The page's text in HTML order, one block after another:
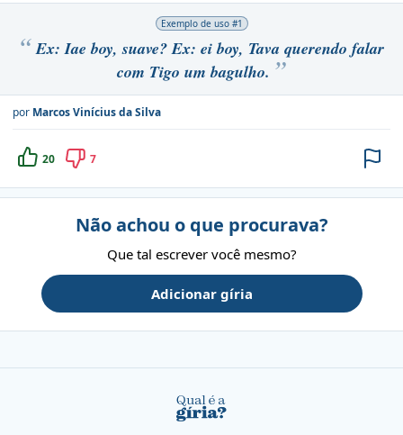
Exemplo de uso #1
Ex: Iae boy, suave? Ex: ei boy, Tava querendo falar
com Tigo um bagulho.
por Marcos Vinícius da Silva
20 7
Não achou o que procurava?
Que tal escrever você mesmo?
Adicionar gíria